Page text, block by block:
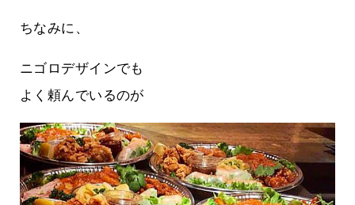
ちなみに、
ニゴロデザインでも
よく頼んでいるのが